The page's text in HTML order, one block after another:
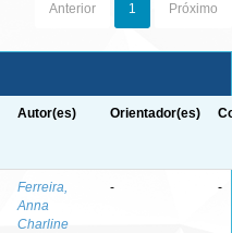
Anterior 1 Próximo
Autor(es) Orientador(es)
Ferreira,
Anna
Charline
- -